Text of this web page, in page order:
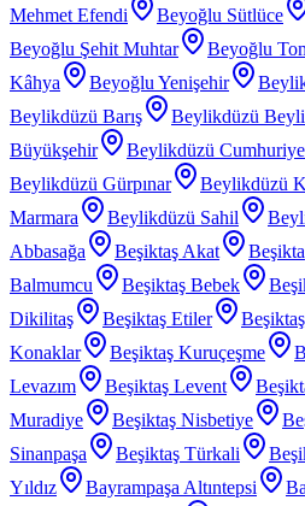
Mehmet Efendi
Beyoğlu Sütlüce
Beyoğlu Şehit Muhtar
Beyoğlu
Kâhya
Beyoğlu Yenişehir
Beylikdüzü Barış
Beylikdüzü
Büyükşehir
Beylikdüzü
Beylikdüzü Gürpınar
Beylikdüzü
Marmara
Beylikdüzü Sahil
Abbasağa
Beşiktaş Akat
Balmumcu
Beşiktaş Bebek
Dikilitaş
Beşiktaş Etiler
Konaklar
Beşiktaş Kuruçeşme
Levazım
Beşiktaş Levent
Muradiye
Beşiktaş Nisbetiye
Sinanpaşa
Beşiktaş Türkali
Yıldız
Bayrampaşa Altıntepsi